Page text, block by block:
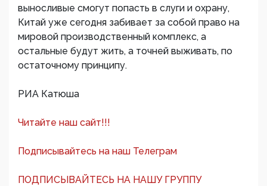
выносливые смогут попасть в слуги и охрану,
Китай уже сегодня забивает за собой право на
мировой производственный комплекс, а
остальные будут жить, а точней выживать, по
остаточному принципу.
РИА Катюша
Читайте наш сайт!!!
Подписывайтесь на наш Телеграм
ПОДПИСЫВАЙТЕСЬ НА НАШУ ГРУППУ